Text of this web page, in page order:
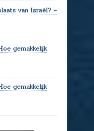
van Israël? –
gemakkelijk
gemakkelijk